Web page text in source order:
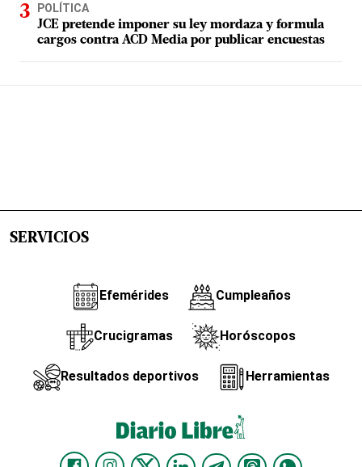
POLÍTICA
JCE pretende imponer su ley mordaza y formula
cargos contra ACD Media por publicar encuestas
SERVICIOS
Efemérides Cumpleaños
Crucigramas Horóscopos
Resultados deportivos Herramientas